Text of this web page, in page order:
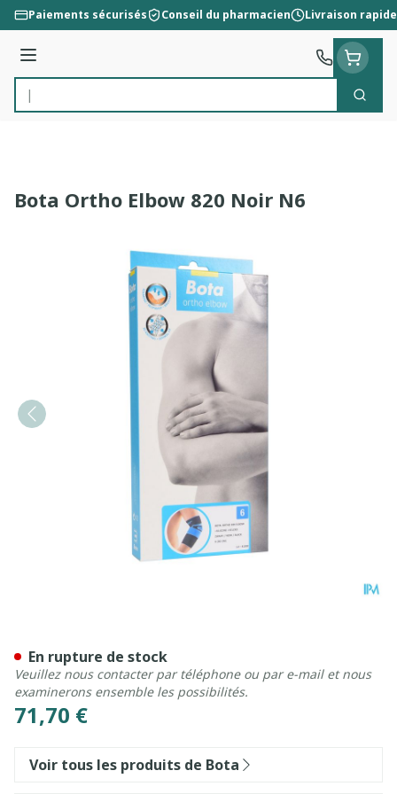
Aller au contenu
Paiements sécurisés Conseil du pharmacien Livraison rapide
Menu
Rechercher
Bota Ortho Elbow 820 Noir N6
71,70 €
En rupture de stock
Veuillez nous contacter par téléphone ou par e-mail et nous
examinerons ensemble les possibilités.
Voir tous les produits de Bota